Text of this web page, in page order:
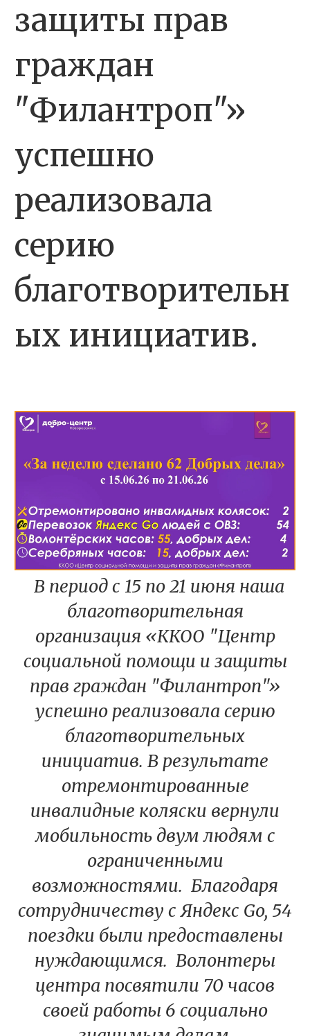
защиты прав
граждан
"Филантроп"»
успешно
реализовала
серию
благотворительн
ых инициатив.
В период с 15 по 21 июня наша
благотворительная
организация «ККОО "Центр
социальной помощи и защиты
прав граждан "Филантроп"»
успешно реализовала серию
благотворительных
инициатив. В результате
отремонтированные
инвалидные коляски вернули
мобильность двум людям с
ограниченными
возможностями. Благодаря
сотрудничеству с Яндекс Go, 54
поездки были предоставлены
нуждающимся. Волонтеры
центра посвятили 70 часов
своей работы 6 социально